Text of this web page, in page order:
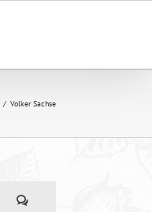
/ Volker Sachse
Kommentare